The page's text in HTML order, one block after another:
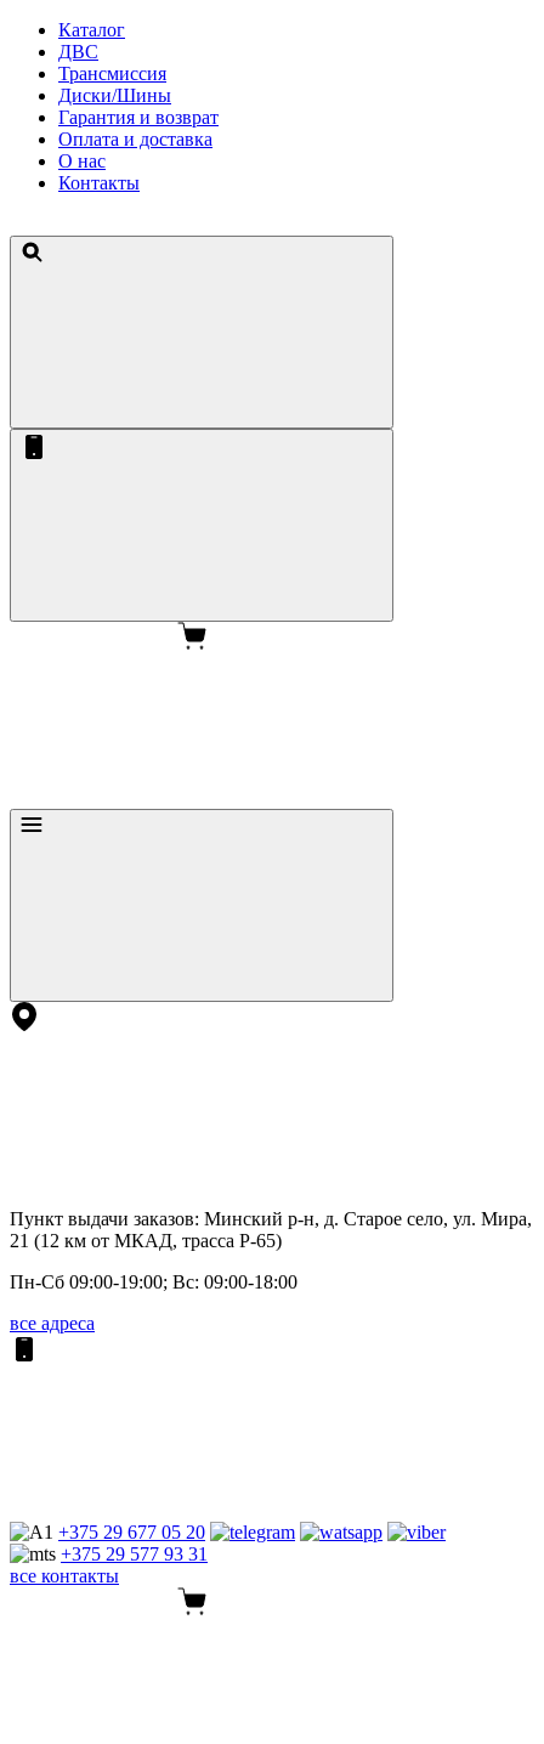
Каталог
ДВС
Трансмиссия
Диски/Шины
Гарантия и возврат
Оплата и доставка
О нас
Контакты
Пункт выдачи заказов: Минский р-н, д. Старое село, ул. Мира,
21 (12 км от МКАД, трасса P-65)
Пн-Сб 09:00-19:00; Вс: 09:00-18:00
все адреса
+375 29 677 05 20
+375 29 577 93 31
все контакты